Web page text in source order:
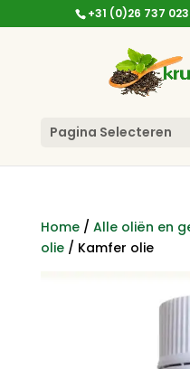
+31 (0)26 737
Pagina Selecteren
Home/ Alle oliën en
olie/ Kamfer olie